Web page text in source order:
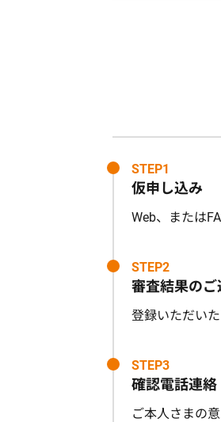
STEP1
仮申し込み
Web、または
STEP2
審査結果のご
登録いただい
STEP3
確認電話連絡
ご本人さまの